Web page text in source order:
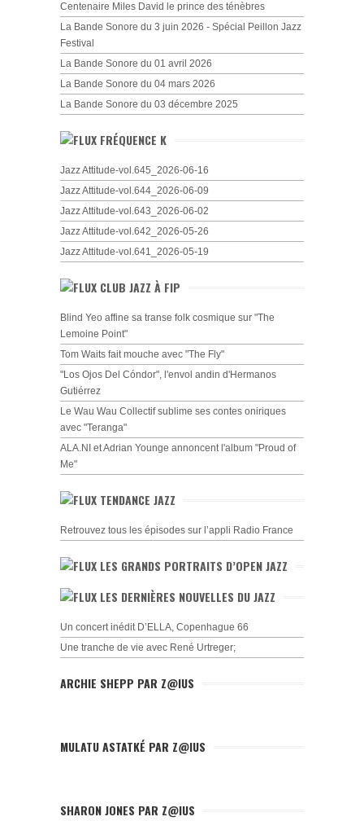
Centenaire Miles David le prince des ténèbres
La Bande Sonore du 3 juin 2026 - Spécial Peillon Jazz
Festival
La Bande Sonore du 01 avril 2026
La Bande Sonore du 04 mars 2026
La Bande Sonore du 03 décembre 2025
FRÉQUENCE K
Jazz Attitude-vol.645_2026-06-16
Jazz Attitude-vol.644_2026-06-09
Jazz Attitude-vol.643_2026-06-02
Jazz Attitude-vol.642_2026-05-26
Jazz Attitude-vol.641_2026-05-19
CLUB JAZZ À FIP
Blind Yeo affine sa transe folk cosmique sur "The
Lemoine Point"
Tom Waits fait mouche avec "The Fly"
"Los Ojos Del Cóndor", l'envol andin d'Hermanos
Gutiérrez
Le Wau Wau Collectif sublime ses contes oniriques
avec "Teranga"
ALA.NI et Adrian Younge annoncent l'album "Proud of
Me"
TENDANCE JAZZ
Retrouvez tous les épisodes sur l’appli Radio France
LES GRANDS PORTRAITS D’OPEN JAZZ
LES DERNIÈRES NOUVELLES DU JAZZ
Un concert inédit D’ELLA, Copenhague 66
Une tranche de vie avec René Urtreger;
ARCHIE SHEPP PAR Z@IUS
MULATU ASTATKÉ PAR Z@IUS
SHARON JONES PAR Z@IUS